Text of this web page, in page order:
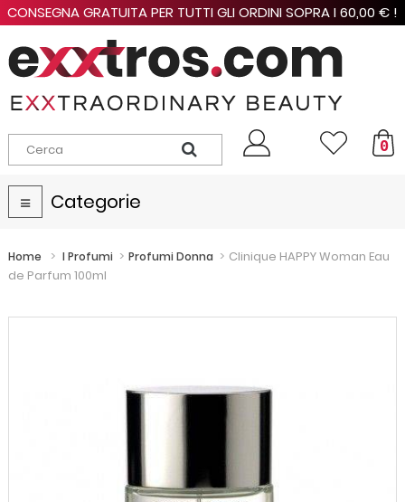
CONSEGNA GRATUITA PER TUTTI GLI ORDINI SOPRA I 60,00 € !
0
Navigazione
Toggle
Categorie
Home > I Profumi > Profumi Donna > Clinique HAPPY Woman Eau
de Parfum 100ml